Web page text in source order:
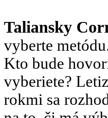
Taliansky
vyberte
Kto bude
vyberiete?
rokmi sa